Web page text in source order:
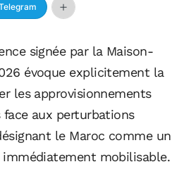
signée par la Maison-
évoque explicitement la
les approvisionnements
face aux perturbations
le Maroc comme un
mobilisable.